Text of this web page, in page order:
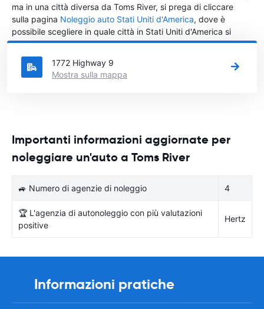
ma in una città diversa da Toms River, si prega di cliccare
sulla pagina Noleggio auto Stati Uniti d'America, dove è
possibile scegliere in quale città in Stati Uniti d'America si
vuole noleggiare l'auto.
1772 Highway 9
Mostra sulla mappa
Importanti informazioni aggiornate per
noleggiare un'auto a Toms River
🚙 Numero di agenzie di noleggio 4
🏆 L'agenzia di autonoleggio con più valutazioni
positive
Hertz
Informazioni pratiche